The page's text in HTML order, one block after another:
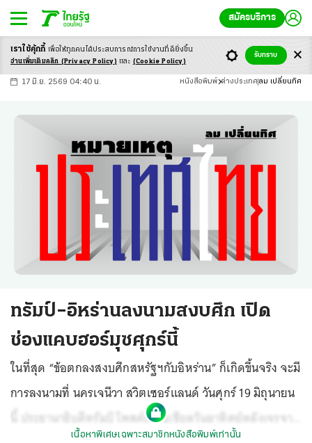
สมัครบริการ
-ก ก ก+
17 มิ.ย. 2569 04:40 น. หนังสือพิมพ์ ต่างประเทศ ลม เปลี่ยนทิศ
ทรัมป์–อิหร่านลงนามสงบศึก เปิด
ช่องแคบฮอร์มุซศุกร์นี้
ในที่สุด “ข้อตกลงสงบศึกสหรัฐฯกับอิหร่าน” ก็เกิดขึ้นจริง จะมี
การลงนามที่ นครเจนีวา สวิตเซอร์แลนด์ วันศุกร์ 19 มิถุนายน
นี้ ประธานาธิบดีทรัมป์ โพสต์ลงโซเชียลวันอาทิตย์หลังเจรจา
เนื้อหาพิเศษเฉพาะสมาชิกหนังสือพิมพ์เท่านั้น
เราใช้คุ้กกี้ เพื่อให้ทุกคนได้ประสบการณ์การใช้งานที่ดียิ่งขึ้น
อ่านเพิ่มเติมคลิก (Privacy Policy) และ (Cookie Policy)
รับทราบ